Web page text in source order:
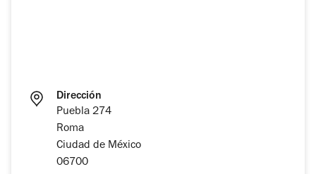
Dirección
Puebla 274
Roma
Ciudad de México
06700